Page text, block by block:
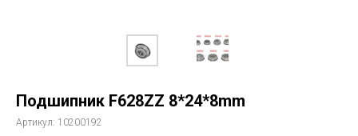
Подшипник F628ZZ 8*24*8mm
Артикул: 10200192